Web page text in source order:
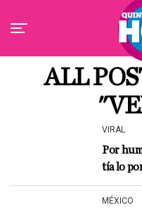
ALL
VIRAL
Por
tía lo
MÉXICO